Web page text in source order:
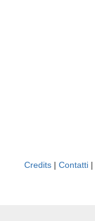
Credits | Contatti |